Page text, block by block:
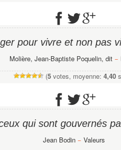
pour vivre et non pas
Molière, Jean-Baptiste Poquelin, dit−
(5 votes, moyenne: 4,40
qui sont gouvernés
Jean Bodin − Valeurs